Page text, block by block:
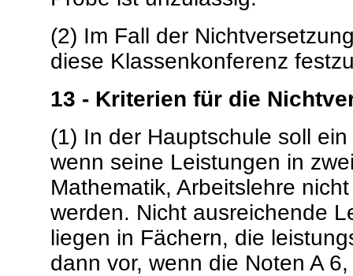
(2) Im Fall der
diese Klassenkonferenz
13 - Kriterien für die
(1) In der Hauptschule soll
wenn seine Leistungen in
Mathematik, Arbeitslehre
werden. Nicht ausreichende
liegen in Fächern, die
dann vor, wenn die Noten A